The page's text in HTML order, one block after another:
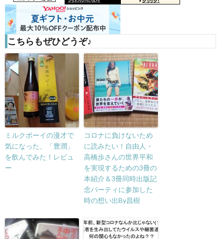
こちらもぜひどうぞ♪
ミルクボーイの漫才で
気になった、「豊潤」
を飲んでみた！レビュ
ー
コロナに負けないため
に読みたい！自由人・
高橋歩さんの世界平和
を実現するための3冊の
本紹介＆3冊同時出版記
念パーティに参加した
時の想い出By昌樹